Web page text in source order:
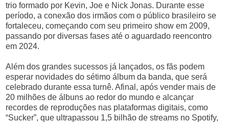
trio formado por Kevin, Joe e Nick Jonas. Durante esse
período, a conexão dos irmãos com o público brasileiro se
fortaleceu, começando com seu primeiro show em 2009,
passando por diversas fases até o aguardado reencontro
em 2024.
Além dos grandes sucessos já lançados, os fãs podem
esperar novidades do sétimo álbum da banda, que será
celebrado durante essa turnê. Afinal, após vender mais de
20 milhões de álbuns ao redor do mundo e alcançar
recordes de reproduções nas plataformas digitais, como
“Sucker”, que ultrapassou 1,5 bilhão de streams no Spotify,